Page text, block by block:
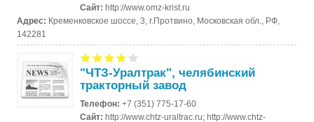
Сайт:http://www.omz-krist.ru
Адрес: Кременковское шоссе, 3, г.Протвино, Московская обл., РФ,
142281
"ЧТЗ-Уралтрак", челябинский
тракторный завод
Телефон:+7 (351) 775-17-60
Сайт:http://www.chtz-uraltrac.ru; http://www.chtz-